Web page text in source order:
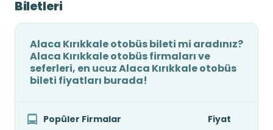
Biletleri
Alaca Kırıkkale otobüs bileti mi aradınız?
Alaca Kırıkkale otobüs firmaları ve
seferleri, en ucuz Alaca Kırıkkale otobüs
bileti fiyatları burada!
Popüler Firmalar Fiyat